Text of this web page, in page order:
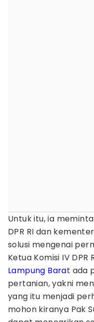
Untuk itu, ia
DPR RI dan
solusi mengenai
Ketua Komisi IV DPR
Lampung Barat ada
pertanian, yakni
yang itu menjadi
mohon kiranya Pak